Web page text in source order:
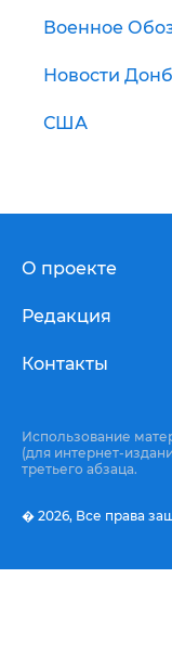
Военное
Новости
США
О проекте
Редакция
Контакты
Использование
(для интернет-
третьего абзаца.
� 2026, Все права